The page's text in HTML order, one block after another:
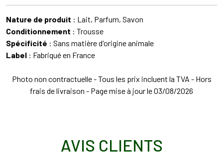
Nature de produit : Lait, Parfum, Savon
Conditionnement : Trousse
Spécificité : Sans matière d'origine animale
Label : Fabriqué en France
Photo non contractuelle - Tous les prix incluent la TVA - Hors
frais de livraison - Page mise à jour le 03/08/2026
AVIS CLIENTS